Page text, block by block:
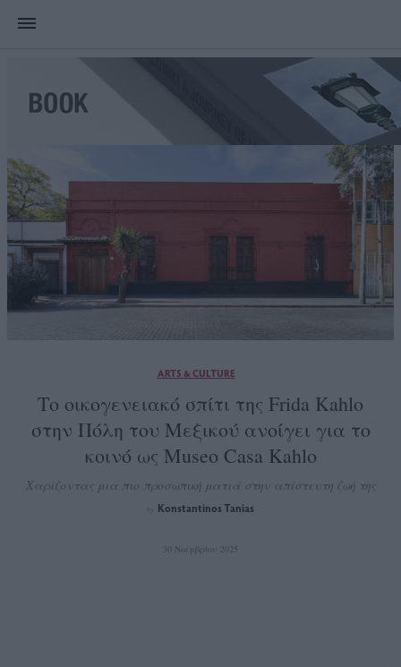
ARTS & CULTURE
Το οικογενειακό σπίτι της Frida Kahlo
στην Πόλη του Μεξικού ανοίγει για το
κοινό ως Museo Casa Kahlo
Χαρίζοντας μια πιο προσωπική ματιά στην απίστευτη ζωή της
Konstantinos Tanias
30 Νοεμβρίου 2025